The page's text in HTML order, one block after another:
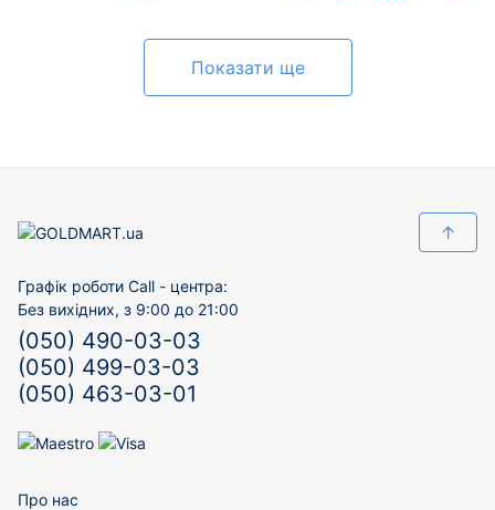
Показати ще
↑
Графік роботи Call - центра:
Без вихідних, з 9:00 до 21:00
(050) 490-03-03
(050) 499-03-03
(050) 463-03-01
Про нас